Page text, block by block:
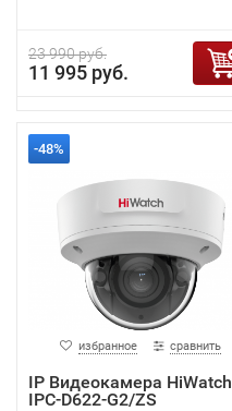
23 990 руб.
11 995 руб.
-48%
избранное сравнить
IP Видеокамера HiWatch
IPC-D622-G2/ZS